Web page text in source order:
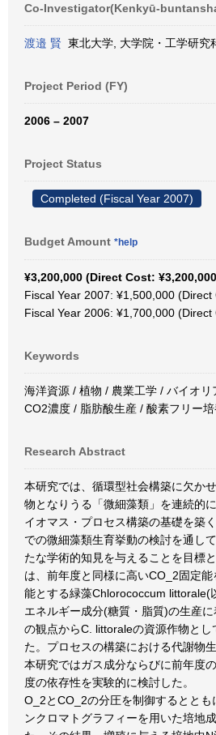
Co-Investigator(Kenkyū-
渡邉 賢 東北大学, 大学院・工学研究
Project Period (FY)
2006 – 2007
Project Status
Completed (Fiscal Year 2007)
Budget Amount *help
¥3,200,000 (Direct Cost:
Fiscal Year 2007: ¥1,500,000
Fiscal Year 2006: ¥1,700,000
Keywords
海洋資源 / 植物 / 農業工学 / バイオ
CO2濃度 / 脂肪酸生産 / 酸素フリー
Research Abstract
本研究では、循環型社会構築に欠か
物となりうる「微細藻類」を連続的
イオマス・プロセス構築の基礎を築
での微細藻類生育挙動の検討を通し
たな学術的知見を与えることを目標
は、前年度と同様に高いCO_2固定
能とする緑藻Chlorococcum littorale(
エネルギー成分(糖質・脂質)の生産
の観点からC. littoraleの資源作物とし
た。プロセスの構築における代謝物
本研究ではガス成分ならびに前年度
度の依存性を実験的に検討した。
O_2とCO_2の分圧を制御するととも
ンクロマトグラフィーを用いた培地